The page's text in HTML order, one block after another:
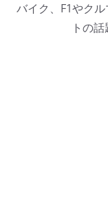
バイク、F1やク
トの